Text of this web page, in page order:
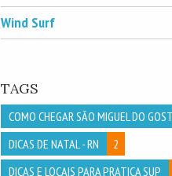
Wind Surf
TAGS
COMO CHEGAR SÃO MIGUEL DO
DICAS DE NATAL - RN
2
DICAS E LOCAIS PARA PRATICA SUP